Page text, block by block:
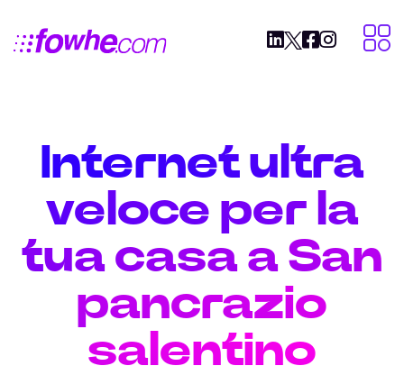
Internet ultra
veloce per la
tua casa a San
pancrazio
salentino